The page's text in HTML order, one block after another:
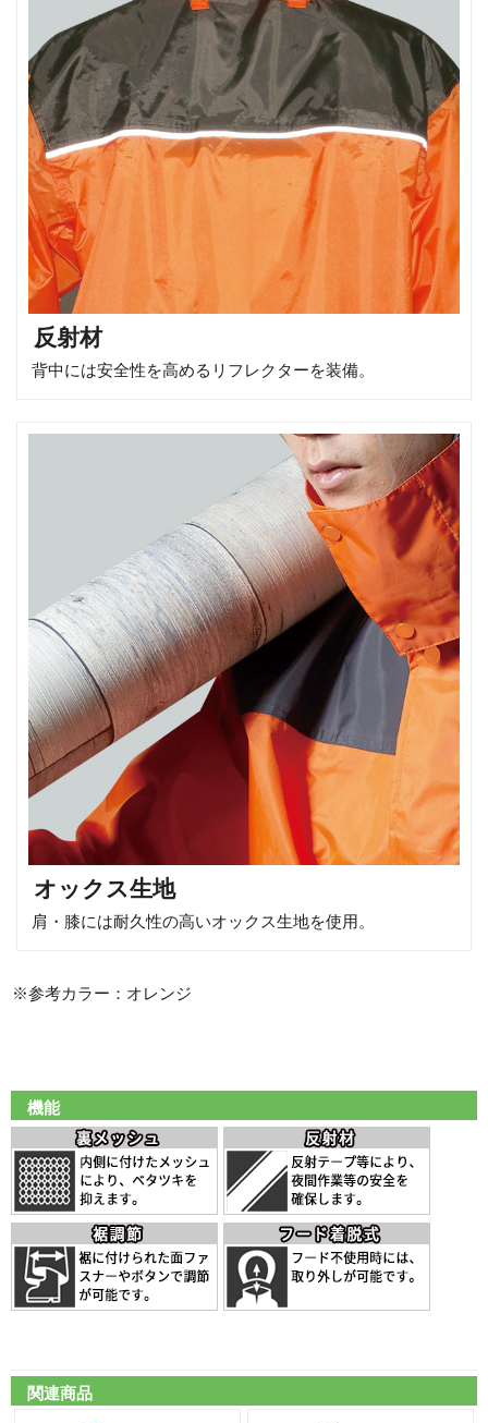
反射材
背中には安全性を高めるリフレクターを装備。
オックス生地
肩・膝には耐久性の高いオックス生地を使用。
※参考カラー：オレンジ
機能
関連商品